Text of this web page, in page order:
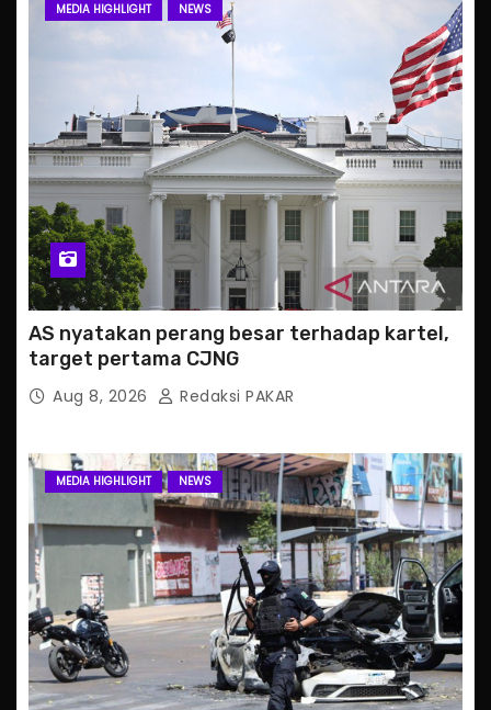
MEDIA HIGHLIGHT NEWS
AS nyatakan perang besar terhadap kartel,
target pertama CJNG
Aug 8, 2026 Redaksi PAKAR
MEDIA HIGHLIGHT NEWS